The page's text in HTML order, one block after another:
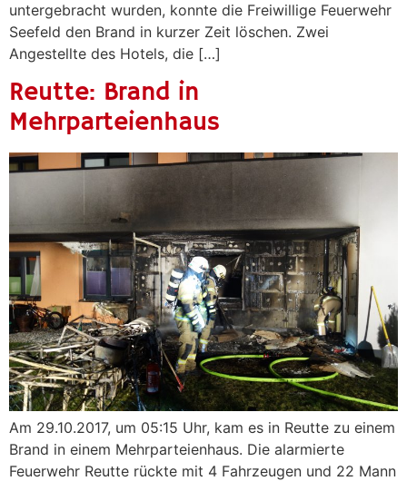
untergebracht wurden, konnte die Freiwillige Feuerwehr
Seefeld den Brand in kurzer Zeit löschen. Zwei
Angestellte des Hotels, die […]
Reutte: Brand in
Mehrparteienhaus
Am 29.10.2017, um 05:15 Uhr, kam es in Reutte zu einem
Brand in einem Mehrparteienhaus. Die alarmierte
Feuerwehr Reutte rückte mit 4 Fahrzeugen und 22 Mann